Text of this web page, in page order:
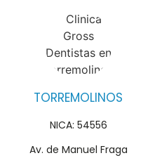
TORREMOLINOS
NICA: 54556
Av. de Manuel Fraga